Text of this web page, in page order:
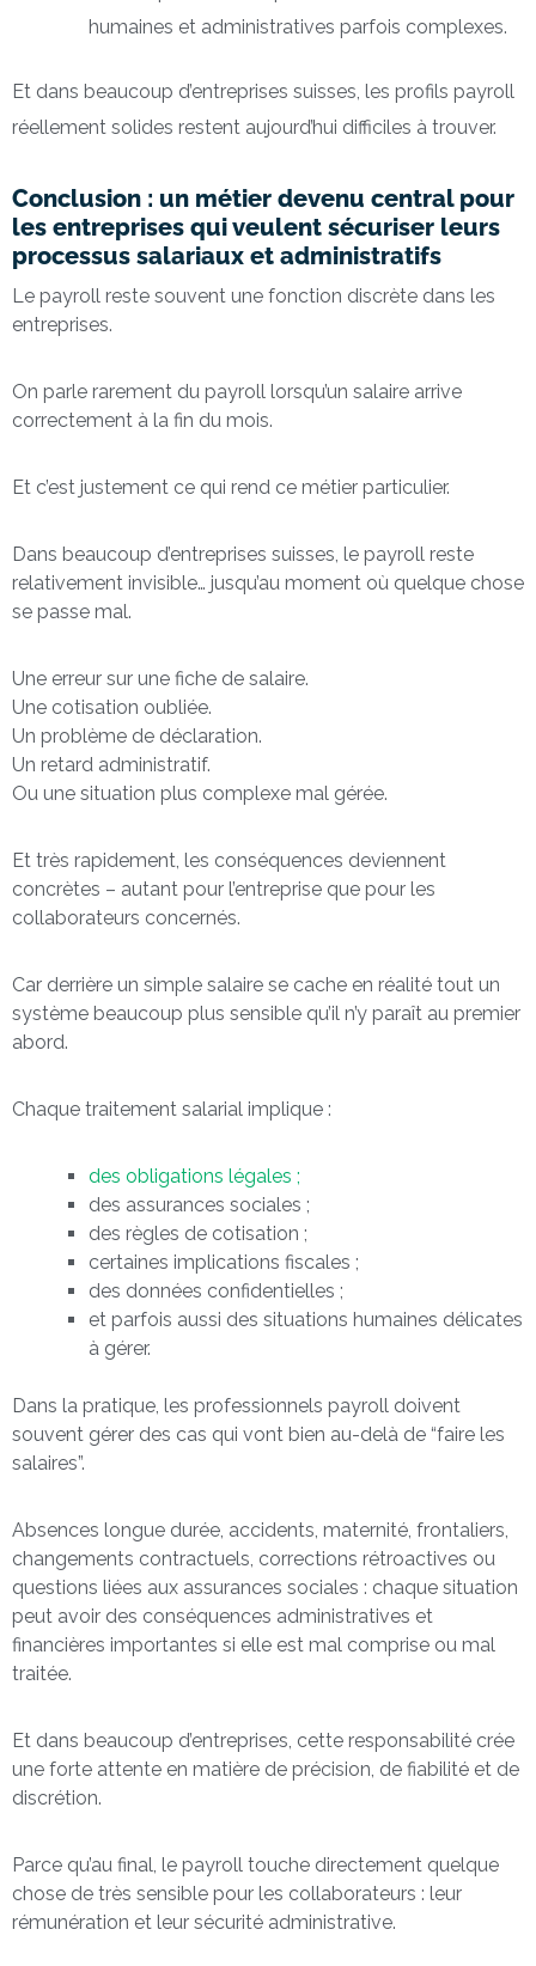
humaines et administratives parfois complexes.
Et dans beaucoup d’entreprises suisses, les profils payroll
réellement solides restent aujourd’hui difficiles à trouver.
Conclusion : un métier devenu central pour
les entreprises qui veulent sécuriser leurs
processus salariaux et administratifs
Le payroll reste souvent une fonction discrète dans les
entreprises.
On parle rarement du payroll lorsqu’un salaire arrive
correctement à la fin du mois.
Et c’est justement ce qui rend ce métier particulier.
Dans beaucoup d’entreprises suisses, le payroll reste
relativement invisible… jusqu’au moment où quelque chose
se passe mal.
Une erreur sur une fiche de salaire.
Une cotisation oubliée.
Un problème de déclaration.
Un retard administratif.
Ou une situation plus complexe mal gérée.
Et très rapidement, les conséquences deviennent
concrètes – autant pour l’entreprise que pour les
collaborateurs concernés.
Car derrière un simple salaire se cache en réalité tout un
système beaucoup plus sensible qu’il n’y paraît au premier
abord.
Chaque traitement salarial implique :
des obligations légales ;
des assurances sociales ;
des règles de cotisation ;
certaines implications fiscales ;
des données confidentielles ;
et parfois aussi des situations humaines délicates
à gérer.
Dans la pratique, les professionnels payroll doivent
souvent gérer des cas qui vont bien au-delà de “faire les
salaires”.
Absences longue durée, accidents, maternité, frontaliers,
changements contractuels, corrections rétroactives ou
questions liées aux assurances sociales : chaque situation
peut avoir des conséquences administratives et
financières importantes si elle est mal comprise ou mal
traitée.
Et dans beaucoup d’entreprises, cette responsabilité crée
une forte attente en matière de précision, de fiabilité et de
discrétion.
Parce qu’au final, le payroll touche directement quelque
chose de très sensible pour les collaborateurs : leur
rémunération et leur sécurité administrative.